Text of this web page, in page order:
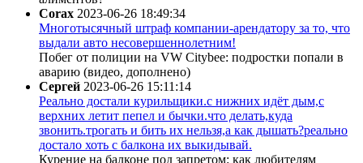
Corax 2023-06-26 18:49:34
Многотысячный штраф компании-арендатору за то, что
выдали авто несовершеннолетним!
Побег от полиции на VW Citybee: подростки попали в
аварию (видео, дополнено)
Сергей 2023-06-26 15:11:14
Реально достали курильщики.с нижних идёт дым,с
верхних летит пепел и бычки.что делать,куда
звонить.трогать и бить их нельзя,а как дышать?реально
достало хоть с балкона их выкидывай.
Курение на балконе под запретом: как любителям